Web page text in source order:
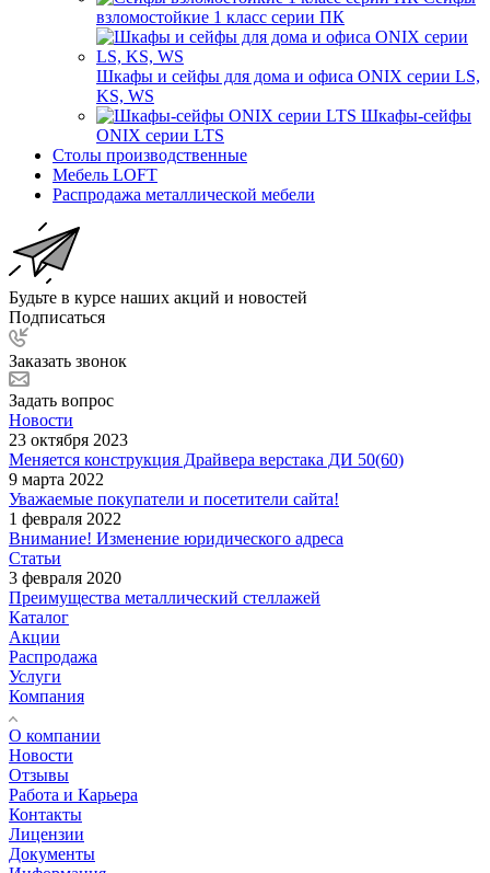
взломостойкие 1 класс серии ПК
Шкафы и сейфы для дома и офиса ONIX серии LS,
KS, WS
Шкафы-сейфы
ONIX серии LTS
Столы производственные
Мебель LOFT
Распродажа металлической мебели
Будьте в курсе наших акций и новостей
Подписаться
Заказать звонок
Задать вопрос
Новости
23 октября 2023
Меняется конструкция Драйвера верстака ДИ 50(60)
9 марта 2022
Уважаемые покупатели и посетители сайта!
1 февраля 2022
Внимание! Изменение юридического адреса
Статьи
3 февраля 2020
Преимущества металлический стеллажей
Каталог
Акции
Распродажа
Услуги
Компания
О компании
Новости
Отзывы
Работа и Карьера
Контакты
Лицензии
Документы